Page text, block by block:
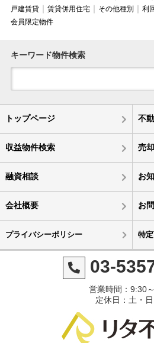
戸建賃貸
賃貸併用住宅 その他種別 利
会員限定物件
キーワード物件検索
トップページ 不
収益物件検索 売
融資相談 お
会社概要 お
プライバシーポリシー 特
03-
営業時間：9:30
定休日：土・